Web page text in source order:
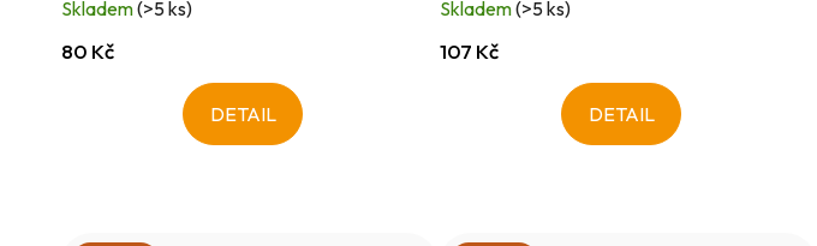
ů
Skladem(>5 ks)
80 Kč
DETAIL
Skladem(>5 ks)
107 Kč
DETAIL